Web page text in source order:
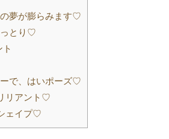
夢が膨らみます♡
っとり♡
で、はいポーズ♡
リアント♡
ェイプ♡